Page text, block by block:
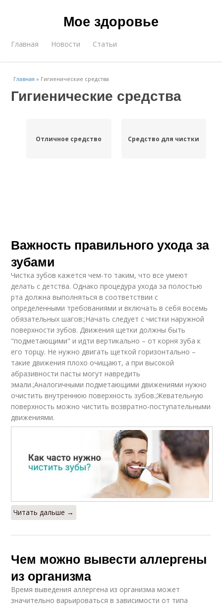
Мое здоровье
Главная Новости Статьи
Главная » Гигиенические средства
Гигиенические средства
Отличное средство Средство для чистки
Важность правильного ухода за
зубами
Чистка зубов кажется чем-то таким, что все умеют
делать с детства. Однако процедура ухода за полостью
рта должна выполняться в соответствии с
определенными требованиями и включать в себя восемь
обязательных шагов:;Начать следует с чистки наружной
поверхности зубов. Движения щетки должны быть
"подметающими" и идти вертикально – от корня зуба к
его торцу. Не нужно двигать щеткой горизонтально –
такие движения плохо очищают, а при высокой
абразивности пасты могут навредить
эмали.;Аналогичными подметающими движениями нужно
очистить внутреннюю поверхность зубов.;Жевательную
поверхность можно чистить возвратно-поступательными
движениями.
Читать дальше →
Чем можно вывести аллергены
из организма
Время выведения аллергена из организма может
значительно варьироваться в зависимости от типа